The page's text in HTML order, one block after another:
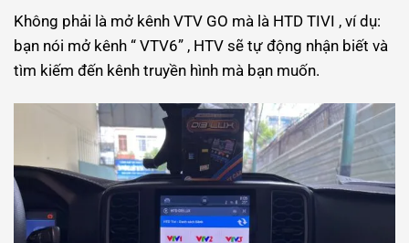
Không phải là mở kênh VTV GO mà là HTD TIVI , ví dụ:
bạn nói mở kênh “ VTV6” , HTV sẽ tự động nhận biết và
tìm kiếm đến kênh truyền hình mà bạn muốn.